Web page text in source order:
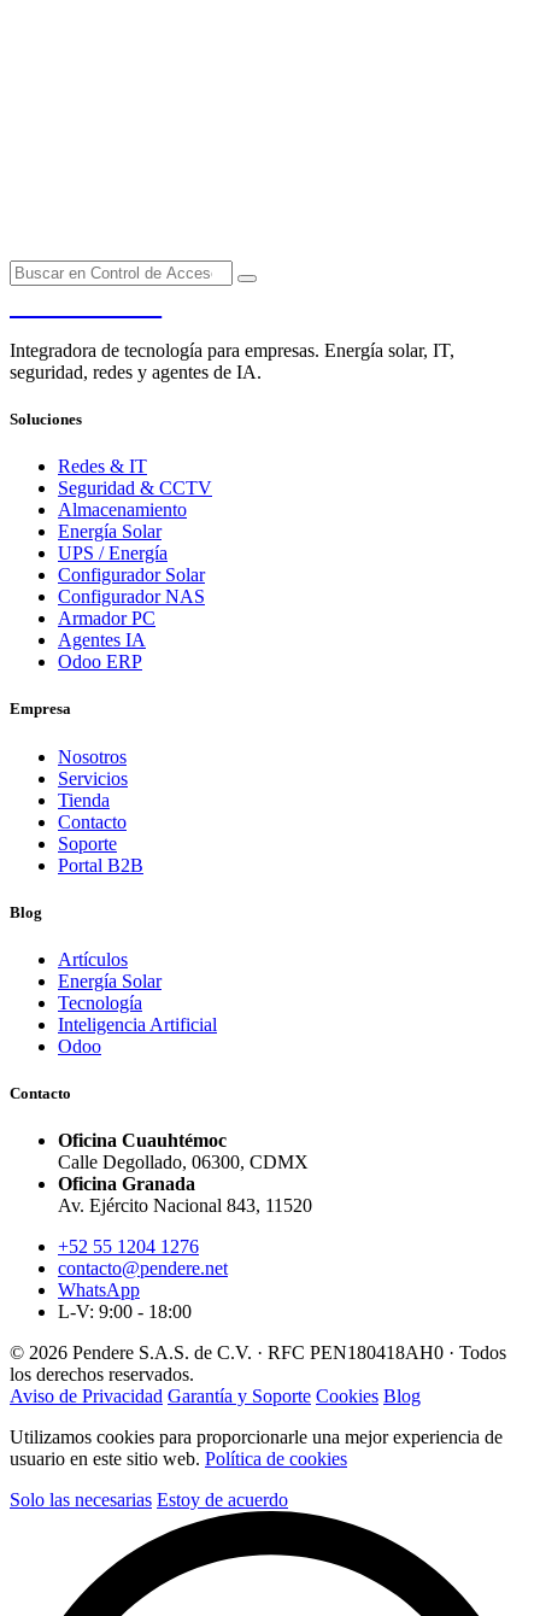
Integradora de tecnología para empresas. Energía solar, IT,
seguridad, redes y agentes de IA.
Soluciones
Redes & IT
Seguridad & CCTV
Almacenamiento
Energía Solar
UPS / Energía
Configurador Solar
Configurador NAS
Armador PC
Agentes IA
Odoo ERP
Empresa
Nosotros
Servicios
Tienda
Contacto
Soporte
Portal B2B
Blog
Artículos
Energía Solar
Tecnología
Inteligencia Artificial
Odoo
Contacto
Oficina Cuauhtémoc
Calle Degollado, 06300, CDMX
Oficina Granada
Av. Ejército Nacional 843, 11520
+52 55 1204 1276
contacto@pendere.net
WhatsApp
L-V: 9:00 - 18:00
© 2026 Pendere S.A.S. de C.V. · RFC PEN180418AH0 · Todos
los derechos reservados.
Aviso de Privacidad Garantía y Soporte Cookies Blog
Utilizamos cookies para proporcionarle una mejor experiencia de
usuario en este sitio web. Política de cookies
Solo las necesarias Estoy de acuerdo